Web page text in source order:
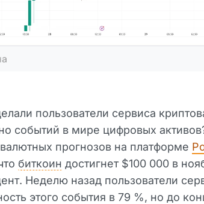
пользователи сервиса
событий в мире цифровых
прогнозов на платформе
биткоин достигнет $100 000 в
Неделю назад пользователи
этого события в 79 %, но до